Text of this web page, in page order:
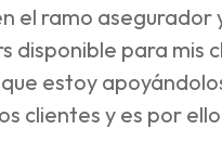
el ramo asegurador
disponible para mis
estoy
clientes y es por